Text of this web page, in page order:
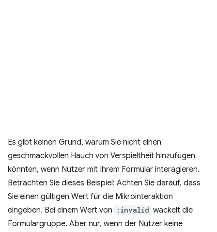
Es gibt keinen Grund, warum Sie nicht einen
geschmackvollen Hauch von Verspieltheit hinzufügen
könnten, wenn Nutzer mit Ihrem Formular interagieren.
Betrachten Sie dieses Beispiel: Achten Sie darauf, dass
Sie einen gültigen Wert für die Mikrointeraktion
eingeben. Bei einem Wert von
:invalid wackelt die
Formulargruppe. Aber nur, wenn der Nutzer keine